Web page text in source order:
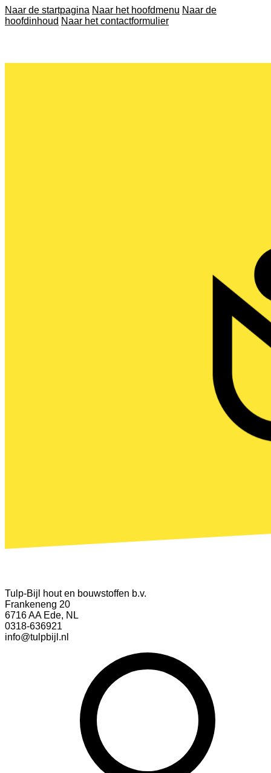
Naar de startpagina Naar het hoofdmenu Naar de
hoofdinhoud Naar het contactformulier
Tulp-Bijl hout en bouwstoffen b.v.
Frankeneng 20
6716 AA Ede, NL
0318-636921
info@tulpbijl.nl